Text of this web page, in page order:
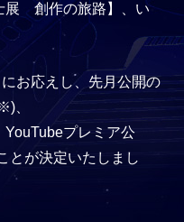
展 創作の旅路】、い
お応えし、先月公開の
、
YouTubeプレミア公
とが決定いたしまし